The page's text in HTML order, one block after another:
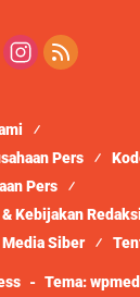
Pers
Pers
Kebijakan
Siber
- Tema: